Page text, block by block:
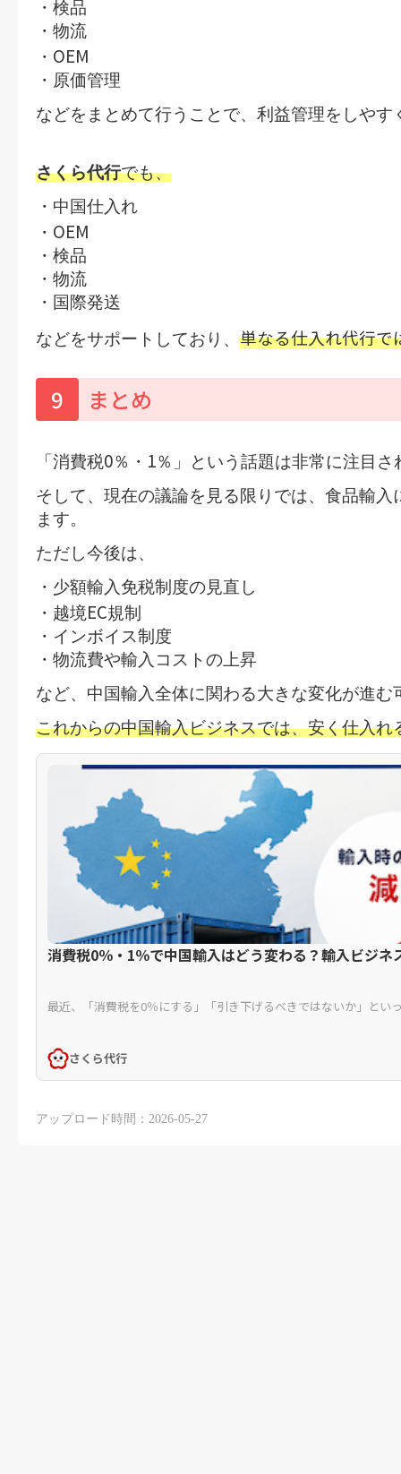
・検品
・物流
・ OEM
・原価管理
などをまとめて行うことで、利益管理をしやす
さくら代行でも、
・中国仕入れ
・ OEM
・検品
・物流
・国際発送
などをサポートしており、 単なる仕入れ代行で
9 まとめ
「消費税0％・ 1％」という話題は非常に注目
そして、現在の議論を見る限りでは、 食品輸入
ます。
ただし今後は、
・少額輸入免税制度の見直し
・越境EC規制
・インボイス制度
・物流費や輸入コストの上昇
など、中国輸入全体に関わる大きな変化が進む
これからの中国輸入ビジネスでは、安く仕入れ
消費税0％・1％で中国輸入はどう変わる？輸入ビジ
最近、「消費税を0％にする」「引き下げるべきではないか」とい
さくら代行
アップロード時間：2026-05-27